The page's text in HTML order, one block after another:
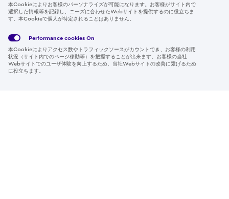
Global
Policy
サイト
約
Region & Language:
Japan | JP
本Cookieによりお客様のパーソナライズが可能になります。お客様がサイト内で
選択した情報等を記録し、ニーズに合わせたWebサイトを提供するのに役立ちま
す。本Cookieで個人が特定されることはありません。
Performance cookies On
本Cookieによりアクセス数やトラフィックソースがカウントでき、お客様の利用
状況（サイト内でのページ移動等）を把握することが出来ます。お客様の当社
Webサイトでのユーザ体験を向上するため、当社Webサイトの改善に繋げるため
に役立ちます。